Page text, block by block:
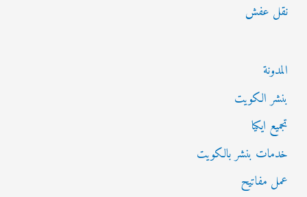
نقل عفش
المدونة
بنشر الكويت
تجميع ايكيا
خدمات بنشر بالكويت
عمل مفاتيح